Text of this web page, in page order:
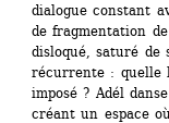
dialogue constant
de fragmentation
disloqué, saturé de
récurrente : quelle
imposé ? Adél
créant un espace